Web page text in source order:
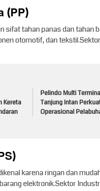
(PP)
sifat tahan panas dan tahan
otomotif, dan
Kereta
Pelindo Multi
Tanjung Intan
Operasional
karena ringan dan
elektronik.Sektor